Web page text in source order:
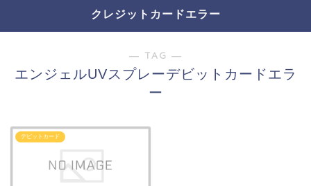
クレジットカードエラー
― TAG ―
エンジェルUVスプレーデビットカードエラ
ー
デビットカード